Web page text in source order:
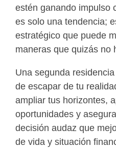
estén ganando impulso
es solo una tendencia;
estratégico que puede
maneras que quizás no
Una segunda
de escapar de tu
ampliar tus horizontes,
oportunidades y
decisión audaz que
de vida y situación